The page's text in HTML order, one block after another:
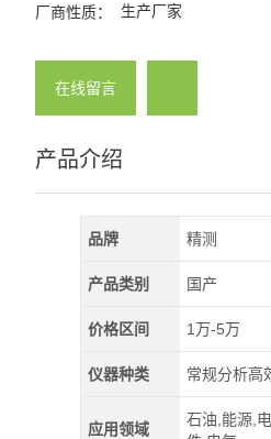
厂商性质： 生产厂家
在线留言
产品介绍
品牌 精测
产品类别 国产
价格区间 1万-5万
仪器种类 常规分析高
应用领域
石油,能源,